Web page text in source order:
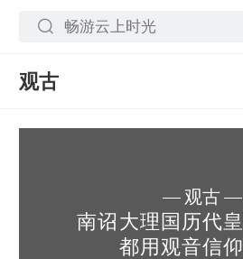
观古
观古
南诏大理国历代
都用观音信